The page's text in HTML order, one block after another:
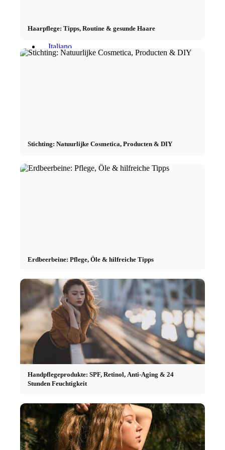
Haarpflege: Tipps, Routine & gesunde Haare
Stichting: Natuurlijke Cosmetica, Producten & DIY
Erdbeerbeine: Pflege, Öle & hilfreiche Tipps
Handpflegeprodukte: SPF, Retinol, Anti-Aging & 24
Stunden Feuchtigkeit